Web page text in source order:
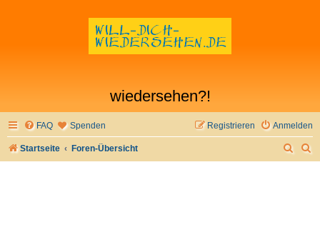
wiedersehen?!
FAQ Spenden Anmelden
Registrieren
Startseite Foren-Übersicht